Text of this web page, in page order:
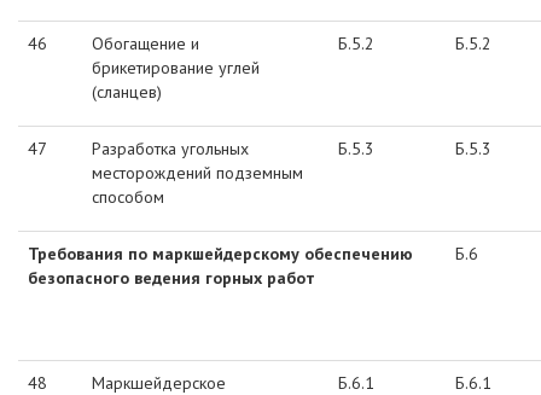
46
Обогащение и
брикетирование углей
(сланцев)
Б.5.2 Б.5.2
47
Разработка угольных
месторождений подземным
способом
Б.5.3 Б.5.3
Требования по маркшейдерскому обеспечению
безопасного ведения горных работ
Б.6
48
Маркшейдерское
Б.6.1 Б.6.1